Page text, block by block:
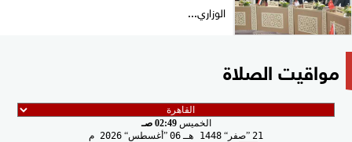
الوزاري...
مواقيت الصلاة
الخميس02:49 صـ
21
صفر 1448 هـ 06 أغسطس 2026 م